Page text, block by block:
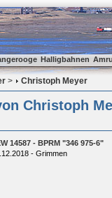
Halligbahnen
> Christoph Meyer
Christoph
14587 - BPRM "346 975-6"
- Grimmen